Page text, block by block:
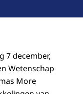
7 december,
Wetenschap
More